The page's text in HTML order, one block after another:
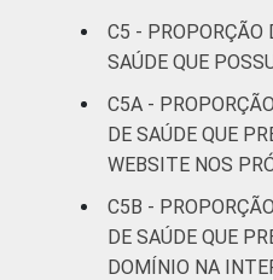
12 meses em
entrevista.
estabelecimentos.
fevereiro de 2013 e
Fonte: NIC.br - fev
C5 - PROPORÇÃO
SAÚDE QUE
C5A -
DE SAÚDE QUE
WEBSITE NOS
C5B -
DE SAÚDE QUE
DOMÍNIO NA